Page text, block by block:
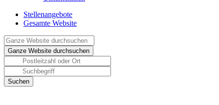
Stellenangebote
Gesamte Website